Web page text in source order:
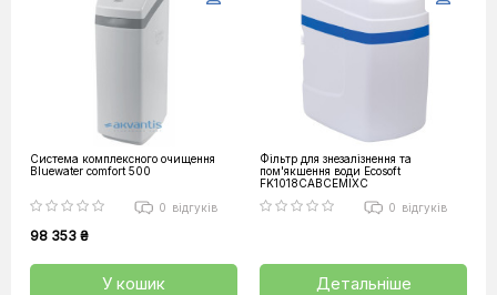
Система комплексного очищення
Bluewater comfort 500
0 відгуків
98 353 ₴
У кошик
Фільтр для знезалізнення та
пом'якшення води Ecosoft
FK1018CABCEMIXC
0 відгуків
Детальніше